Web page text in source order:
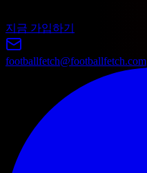
지금 가입하기
footballfetch@footballfetch.com